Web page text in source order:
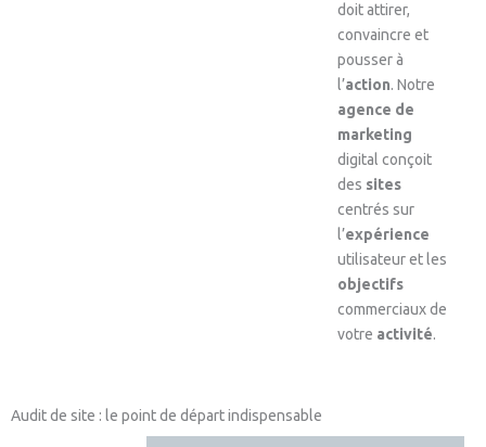
doit attirer,
convaincre et
pousser à
l’action. Notre
agence de
marketing
digital conçoit
des sites
centrés sur
l’expérience
utilisateur et les
objectifs
commerciaux de
votre activité.
Audit de site : le point de départ indispensable